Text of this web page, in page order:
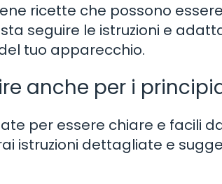
ricette che possono
seguire le istruzioni e
tuo apparecchio.
anche per i
per essere chiare e facili
istruzioni dettagliate e